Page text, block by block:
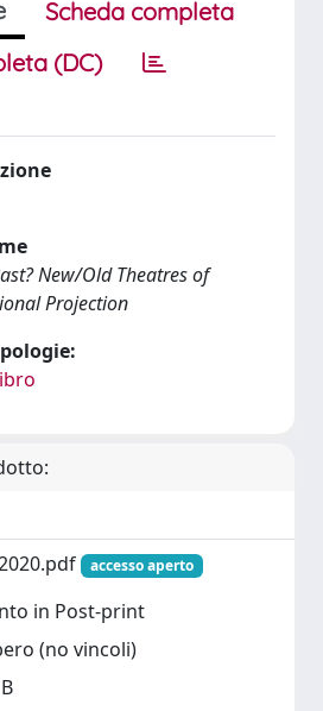
Scheda completa
(DC)
New/Old Theatres of
Projection
accesso aperto
in Post-print
(no vincoli)